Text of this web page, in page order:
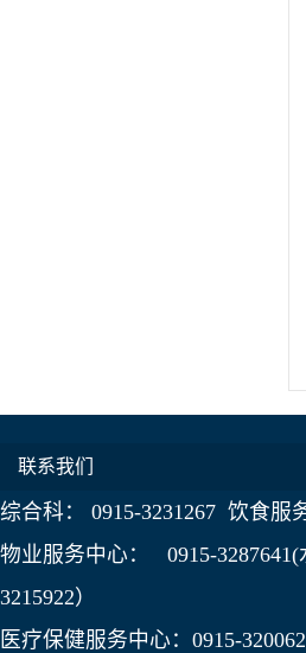
联系我们
综合科： 0915-3231267 饮食服
物业服务中心： 0915-3287641(
3215922）
医疗保健服务中心：0915-